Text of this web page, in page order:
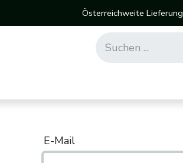
Österreichweite Lieferung
E-Mail